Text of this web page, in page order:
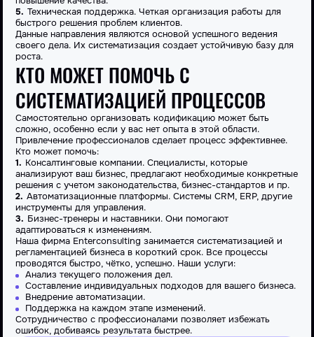
Техническая поддержка. Четкая организация работы для
быстрого решения проблем клиентов.
Данные направления являются основой успешного ведения
своего дела. Их систематизация создает устойчивую базу для
роста.
КТО МОЖЕТ ПОМОЧЬ С
СИСТЕМАТИЗАЦИЕЙ ПРОЦЕССОВ
Самостоятельно организовать кодификацию может быть
сложно, особенно если у вас нет опыта в этой области.
Привлечение профессионалов сделает процесс эффективнее.
Кто может помочь:
Консалтинговые компании. Специалисты, которые
анализируют ваш бизнес, предлагают необходимые конкретные
решения с учетом законодательства, бизнес-стандартов и пр.
Автоматизационные платформы. Системы CRM, ERP, другие
инструменты для управления.
Бизнес-тренеры и наставники. Они помогают
адаптироваться к изменениям.
Наша фирма Enterconsulting занимается систематизацией и
регламентацией бизнеса в короткий срок. Все процессы
проводятся быстро, чётко, успешно. Наши услуги:
Анализ текущего положения дел.
Составление индивидуальных подходов для вашего бизнеса.
Внедрение автоматизации.
Поддержка на каждом этапе изменений.
Сотрудничество с профессионалами позволяет избежать
ошибок, добиваясь результата быстрее.